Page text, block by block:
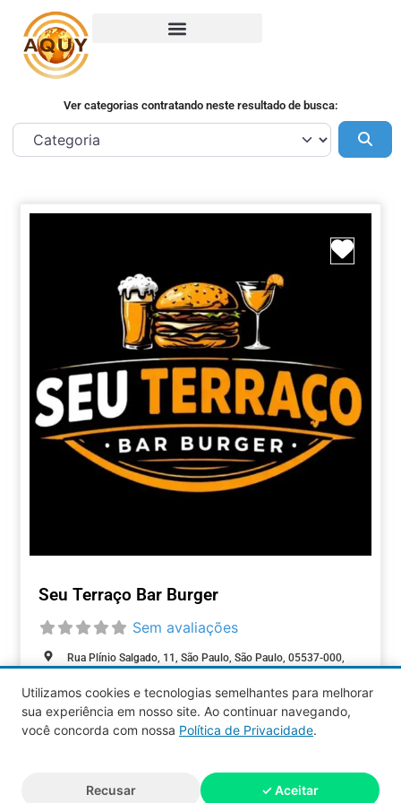
Ver categorias contratando neste resultado de busca:
Seu Terraço Bar Burger
Sem avaliações
Rua Plínio Salgado, 11, São Paulo, São Paulo, 05537-000,
ALIMENTAÇÃO Closed today:
reservados.
Utilizamos cookies e tecnologias semelhantes para melhorar
sua experiência em nosso site. Ao continuar navegando,
você concorda com nossa Política de Privacidade.
Recusar ✓ Aceitar